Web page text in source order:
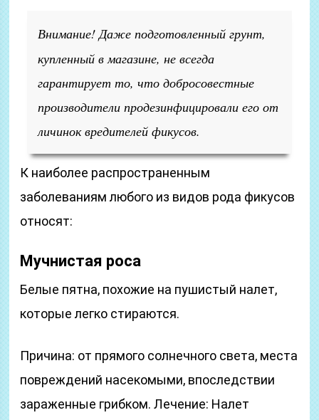
Внимание! Даже подготовленный грунт,
купленный в магазине, не всегда
гарантирует то, что добросовестные
производители продезинфицировали его от
личинок вредителей фикусов.
К наиболее распространенным
заболеваниям любого из видов рода фикусов
относят:
Мучнистая роса
Белые пятна, похожие на пушистый налет,
которые легко стираются.
Причина: от прямого солнечного света, места
повреждений насекомыми, впоследствии
зараженные грибком. Лечение: Налет